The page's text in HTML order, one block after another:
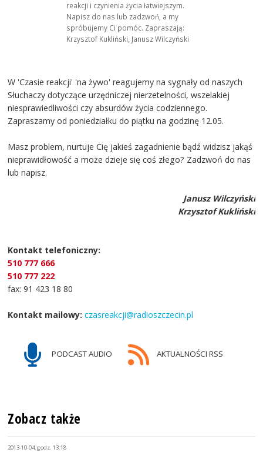
reakcji i czynienia życia łatwiejszym.
Napisz do nas lub zadzwoń, a my
spróbujemy Ci pomóc. Zapraszają:
Krzysztof Kukliński, Janusz Wilczyński
W 'Czasie reakcji' 'na żywo' reagujemy na sygnały od naszych
Słuchaczy dotyczące urzędniczej nierzetelności, wszelakiej
niesprawiedliwości czy absurdów życia codziennego.
Zapraszamy od poniedziałku do piątku na godzinę 12.05.
Masz problem, nurtuje Cię jakieś zagadnienie bądź widzisz jakąś
nieprawidłowość a może dzieje się coś złego? Zadzwoń do nas
lub napisz.
Janusz Wilczyński
Krzysztof Kukliński
Kontakt telefoniczny:
510 777 666
510 777 222
fax: 91 423 18 80
Kontakt mailowy: czasreakcji@radioszczecin.pl
PODCAST AUDIO AKTUALNOŚCI RSS
Zobacz także
2013-10-04, godz. 13:18